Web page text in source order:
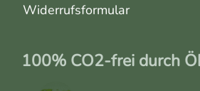
Widerrufsformular
100% CO2-frei durch